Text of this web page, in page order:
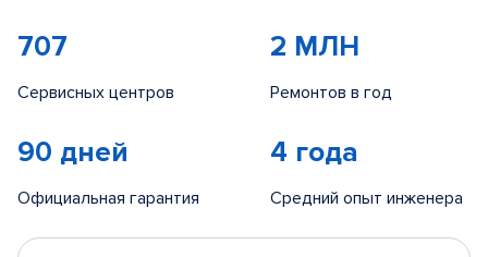
707
Сервисных центров
2 МЛН
Ремонтов в год
90 дней
Официальная гарантия
4 года
Средний опыт инженера